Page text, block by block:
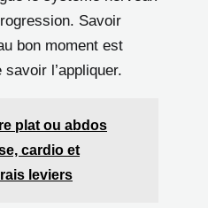
Savoir
bon moment est
l’appliquer.
plat ou abdos
cardio et
leviers